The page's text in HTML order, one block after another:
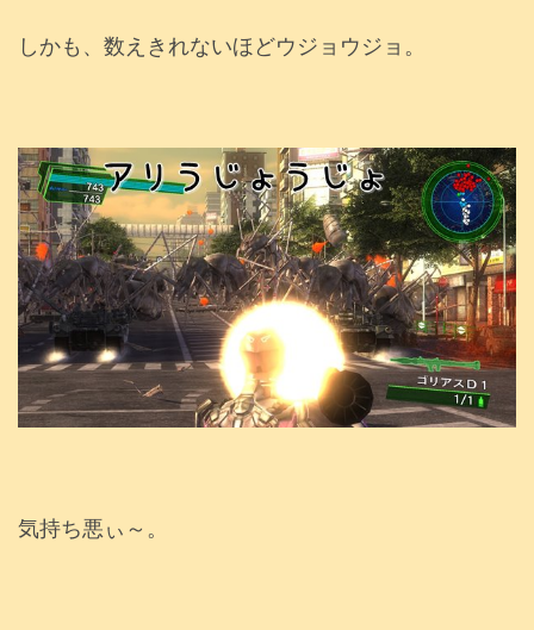
しかも、数えきれないほどウジョウジョ。
気持ち悪ぃ～。